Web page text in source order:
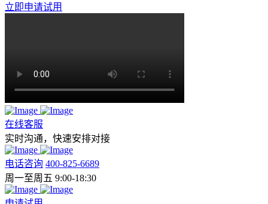
立即申请试用
在线客服
实时沟通，快速安排对接
电话咨询 400-825-6689
周一至周五 9:00-18:30